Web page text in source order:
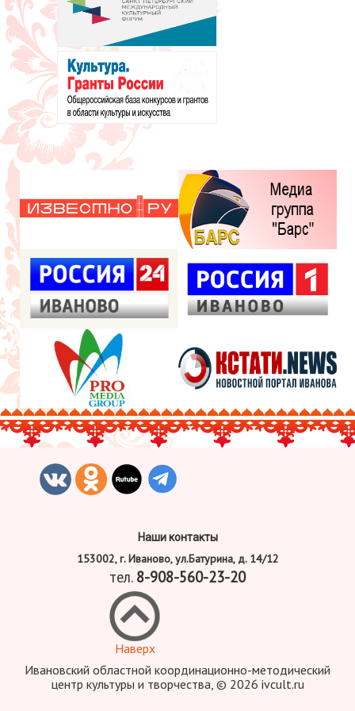
Наши контакты
153002, г. Иваново, ул.Батурина, д. 14/12
тел. 8-908-560-23-20
Наверх
Ивановский областной координационно-методический
центр культуры и творчества, © 2026 ivcult.ru